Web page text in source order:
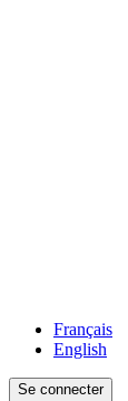
Français
English
Se connecter